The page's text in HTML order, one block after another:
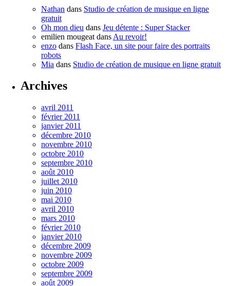
Nathan dans Studio de création de musique en ligne
gratuit
Oh mon dieu dans Jeu détente : Super Stacker
emilien mougeat dans Au revoir!
enzo dans Flash Face, un site pour faire des portraits
robots
Mia dans Studio de création de musique en ligne gratuit
Archives
avril 2011
février 2011
janvier 2011
décembre 2010
novembre 2010
octobre 2010
septembre 2010
août 2010
juillet 2010
juin 2010
mai 2010
avril 2010
mars 2010
février 2010
janvier 2010
décembre 2009
novembre 2009
octobre 2009
septembre 2009
août 2009